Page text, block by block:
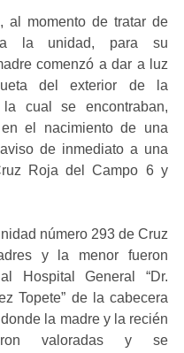
al momento de tratar de
a la unidad, para su
comenzó a dar a luz
del exterior de la
cual se encontraban,
el nacimiento de una
de inmediato a una
Roja del Campo 6 y
número 293 de Cruz
y la menor fueron
Hospital General “Dr.
Topete” de la cabecera
la madre y la recién
valoradas y se